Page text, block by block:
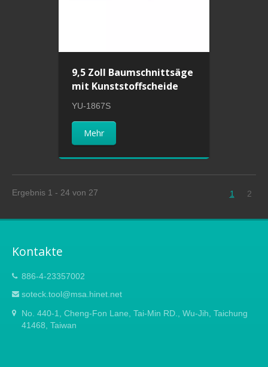
9,5 Zoll Baumschnittsäge
mit Kunststoffscheide
YU-1867S
Mehr
Ergebnis 1 - 24 von 27 1 2
Kontakte
886-4-23357002
soteck.tool@msa.hinet.net
No. 440-1, Cheng-Fon Lane, Tai-Min RD., Wu-Jih, Taichung
41468, Taiwan